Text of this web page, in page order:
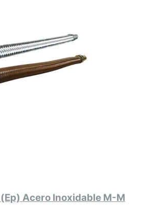
Acero Inoxidable M-M